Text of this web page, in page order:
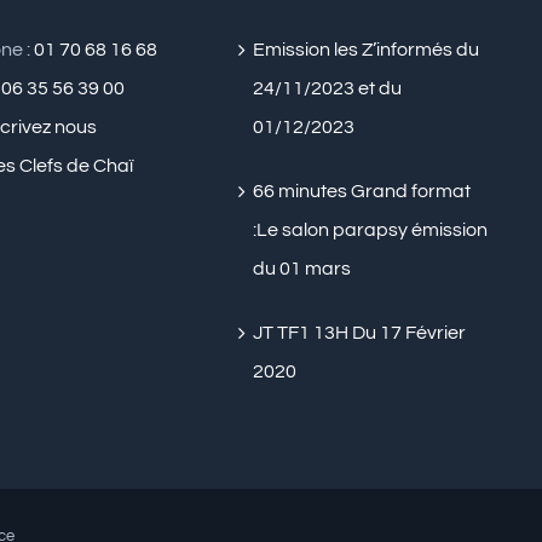
:01 70 68 16 68
06 35 56 39 00
nous
Clefs de Chaï
Emission les Z’informés du
24/11/2023 et du
01/12/2023
66 minutes Grand format
:Le salon parapsy émission
du 01 mars
JT TF1 13H Du 17 Février
2020